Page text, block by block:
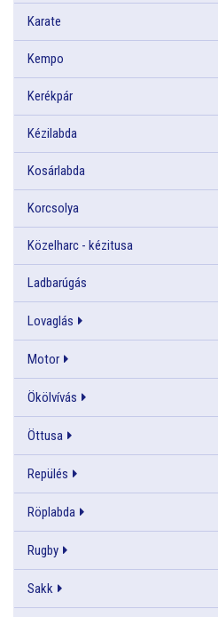
Karate
Kempo
Kerékpár
Kézilabda
Kosárlabda
Korcsolya
Közelharc - kézitusa
Ladbarúgás
Lovaglás
Motor
Ökölvívás
Öttusa
Repülés
Röplabda
Rugby
Sakk